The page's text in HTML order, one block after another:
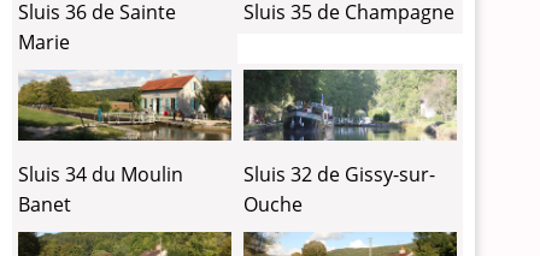
Sluis 36 de Sainte
Marie
Sluis 35 de Champagne
Sluis 34 du Moulin
Banet
Sluis 32 de Gissy-sur-
Ouche